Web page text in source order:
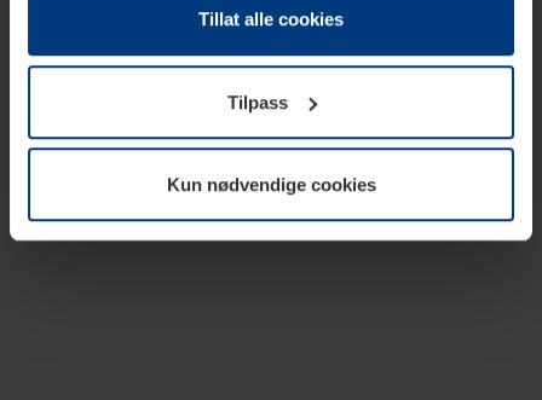
datamaskin, hvis disse er absolutt nødvendig for drift av
trenger vi din tillatelse. Du kan når som helst endre eller
tilbakekalle ditt samtykke i forklaringen av
informasjonskapselen på sidenPersonvernerklæringpå
Tillat alle cookies
Tilpass
Kun nødvendige cookies